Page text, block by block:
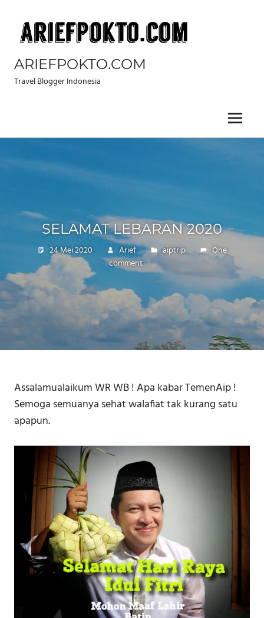
content
ARIEFPOKTO.COM
Travel Blogger Indonesia
Menu
SELAMAT LEBARAN 2020
24 Mei 2020 Arief aiptrip
One
comment
Assalamualaikum WR WB ! Apa kabar TemenAip !
Semoga semuanya sehat walafiat tak kurang satu
apapun.